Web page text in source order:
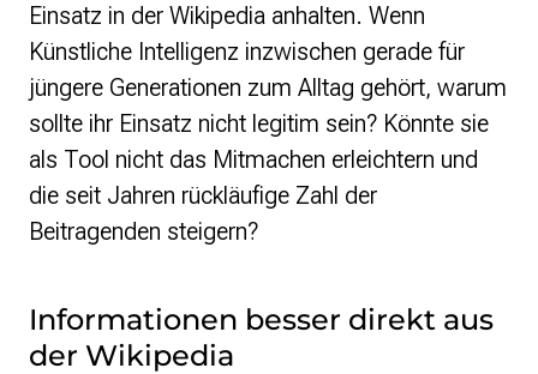
Einsatz in der Wikipedia anhalten. Wenn
Künstliche Intelligenz inzwischen gerade für
jüngere Generationen zum Alltag gehört, warum
sollte ihr Einsatz nicht legitim sein? Könnte sie
als Tool nicht das Mitmachen erleichtern und
die seit Jahren rückläufige Zahl der
Beitragenden steigern?
Informationen besser direkt aus
der Wikipedia